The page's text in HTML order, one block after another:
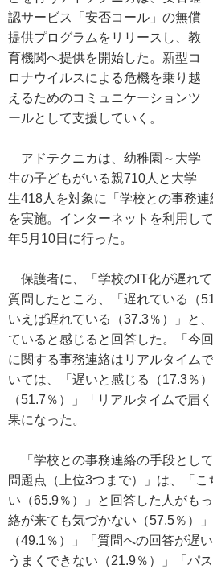
認サービス「安否コール」の無償
提供プログラムをリリースし、教
育機関へ提供を開始した。新型コ
ロナウイルスによる危機を乗り越
えるためのコミュニケーションツ
ールとして支援していく。
アドテクニカは、幼稚園～大学
生の子どもがいる親710人と大学
生418人を対象に「学校との事務
を実施。インターネットを利用し
年5月10日に行った。
保護者に、「学校のIT化が遅れ
質問したところ、「遅れている（
いえば遅れている（37.3％）」と
ていると感じると回答した。「今
に関する事務連絡はリアルタイム
いては、「遅いと感じる（17.3％
（51.7％）」「リアルタイムで届
果になった。
「学校との事務連絡の手段とし
問題点（上位3つまで）」は、「
い（65.9％）」と回答した人がも
絡が来ても気づかない（57.5％）
（49.1％）」「質問への回答が遅
うまくできない（21.9％）」「パ